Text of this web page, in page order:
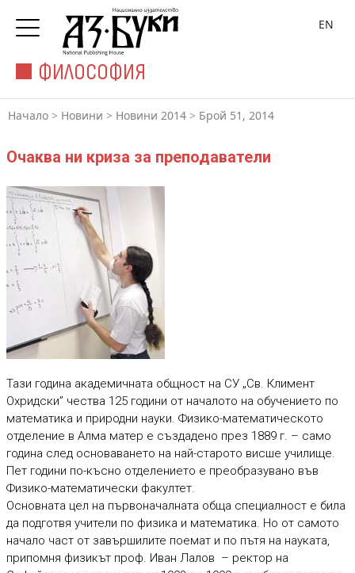
ФИЛОСОФИЯ
EN
Начало > Новини > Новини 2014 > Брой 51, 2014
Очаква ни криза за преподаватели
Тази година академичната общност на СУ „Св. Климент
Охридски” чества 125 години от началото на обучението по
математика и природни науки. Физико-математическото
отделение в Алма матер е създадено през 1889 г. – само
година след основаването на най-старото висше училище.
Пет години по-късно отделението е преобразувано във
Физико-математически факултет.
Основната цел на първоначалната обща специалност е била
да подготвя учители по физика и математика. Но от самото
начало част от завършилите поемат и по пътя на науката,
припомня физикът проф. Иван Лалов – ректор на